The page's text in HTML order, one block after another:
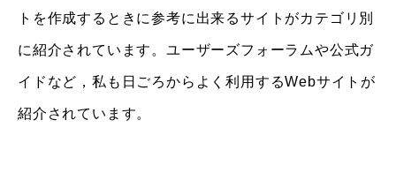
トを作成するときに参考に出来るサイトがカテゴリ別
に紹介されています。ユーザーズフォーラムや公式ガ
イドなど，私も日ごろからよく利用するWebサイトが
紹介されています。